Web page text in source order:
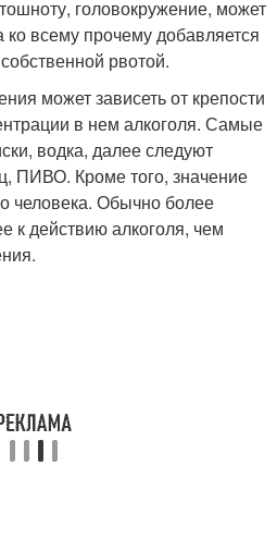
головокружение, может
ко всему прочему добавляется
рвотой.
может зависеть от крепости
в нем алкоголя. Самые
водка, далее следуют
ПИВО. Кроме того, значение
человека. Обычно более
к действию алкоголя, чем